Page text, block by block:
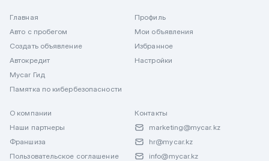
Главная
Авто с пробегом
Создать объявление
Автокредит
Mycar Гид
Памятка по кибербезопасности
Профиль
Мои объявления
Избранное
Настройки
О компании
Наши партнеры
Франшиза
Пользовательское соглашение
Контакты
marketing@mycar.kz
hr@mycar.kz
info@mycar.kz